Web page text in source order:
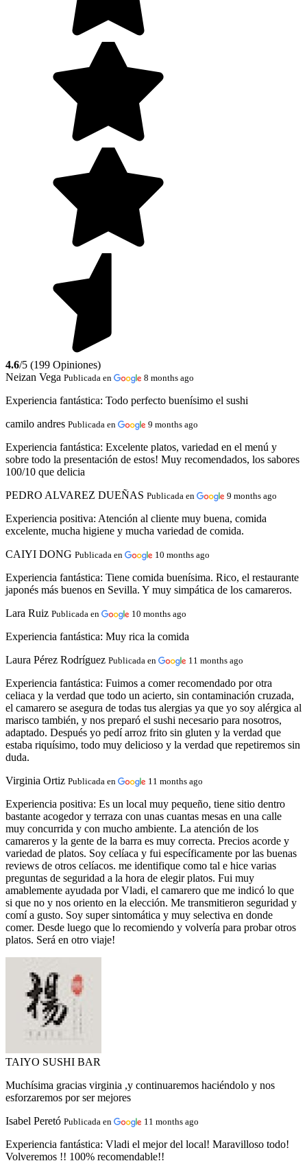
4.6/5 (199 Opiniones)
Neizan Vega Publicada en 8 months ago
Experiencia fantástica: Todo perfecto buenísimo el sushi
camilo andres Publicada en 9 months ago
Experiencia fantástica: Excelente platos, variedad en el menú y
sobre todo la presentación de estos! Muy recomendados, los sabores
100/10 que delicia
PEDRO ALVAREZ DUEÑAS Publicada en 9 months ago
Experiencia positiva: Atención al cliente muy buena, comida
excelente, mucha higiene y mucha variedad de comida.
CAIYI DONG Publicada en 10 months ago
Experiencia fantástica: Tiene comida buenísima. Rico, el restaurante
japonés más buenos en Sevilla. Y muy simpática de los camareros.
Lara Ruiz Publicada en 10 months ago
Experiencia fantástica: Muy rica la comida
Laura Pérez Rodríguez Publicada en 11 months ago
Experiencia fantástica: Fuimos a comer recomendado por otra
celiaca y la verdad que todo un acierto, sin contaminación cruzada,
el camarero se asegura de todas tus alergias ya que yo soy alérgica al
marisco también, y nos preparó el sushi necesario para nosotros,
adaptado. Después yo pedí arroz frito sin gluten y la verdad que
estaba riquísimo, todo muy delicioso y la verdad que repetiremos sin
duda.
Virginia Ortiz Publicada en 11 months ago
Experiencia positiva: Es un local muy pequeño, tiene sitio dentro
bastante acogedor y terraza con unas cuantas mesas en una calle
muy concurrida y con mucho ambiente. La atención de los
camareros y la gente de la barra es muy correcta. Precios acorde y
variedad de platos. Soy celíaca y fui específicamente por las buenas
reviews de otros celíacos. me identifique como tal e hice varias
preguntas de seguridad a la hora de elegir platos. Fui muy
amablemente ayudada por Vladi, el camarero que me indicó lo que
si que no y nos oriento en la elección. Me transmitieron seguridad y
comí a gusto. Soy super sintomática y muy selectiva en donde
comer. Desde luego que lo recomiendo y volvería para probar otros
platos. Será en otro viaje!
TAIYO SUSHI BAR
Muchísima gracias virginia ,y continuaremos haciéndolo y nos
esforzaremos por ser mejores
Isabel Peretó Publicada en 11 months ago
Experiencia fantástica: Vladi el mejor del local! Maravilloso todo!
Volveremos !! 100% recomendable!!